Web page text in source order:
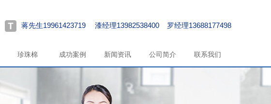
蒋先生19961423719 漆经理13982538400 罗经理13688177498
珍珠棉 成功案例 新闻资讯 公司简介 联系我们